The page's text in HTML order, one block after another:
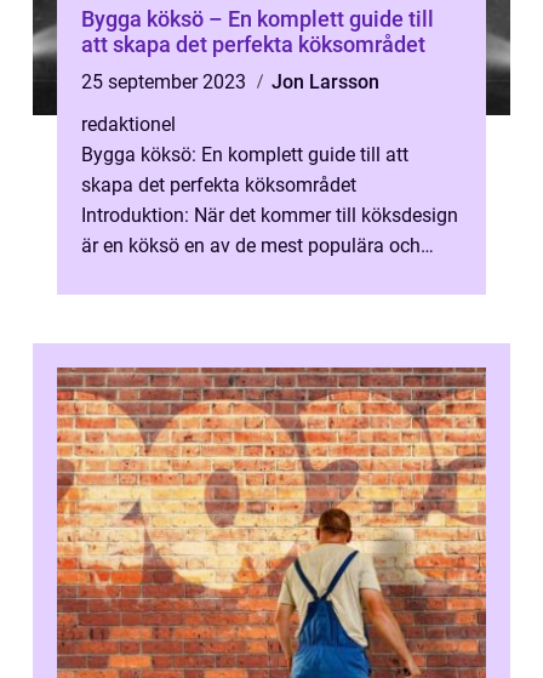
Bygga köksö – En komplett guide till
att skapa det perfekta köksområdet
25 september 2023
Jon Larsson
redaktionel
Bygga köksö: En komplett guide till att
skapa det perfekta köksområdet
Introduktion: När det kommer till köksdesign
är en köksö en av de mest populära och